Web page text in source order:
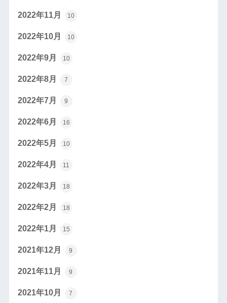
2022年11月 10
2022年10月 10
2022年9月 10
2022年8月 7
2022年7月 9
2022年6月 16
2022年5月 10
2022年4月 11
2022年3月 18
2022年2月 18
2022年1月 15
2021年12月 9
2021年11月 9
2021年10月 7